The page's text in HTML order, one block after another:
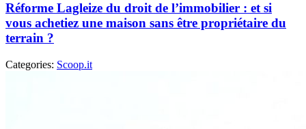
Réforme Lagleize du droit de l’immobilier : et si
vous achetiez une maison sans être propriétaire du
terrain ?
Categories: Scoop.it